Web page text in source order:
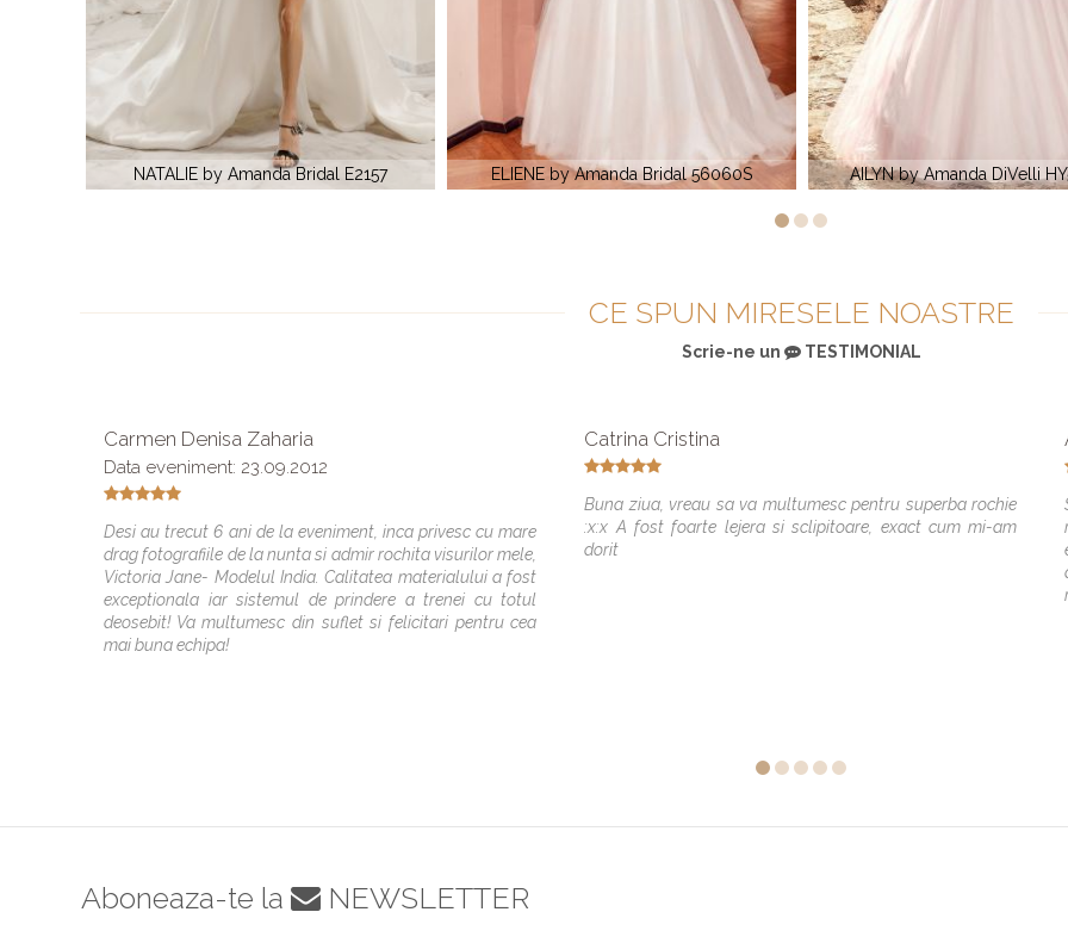
ELIENE by Amanda Bridal 56060S AILYN by Amanda DiVelli HY58046 NEMESIA by Amanda
CE SPUN MIRESELE NOASTRE
Scrie-ne un TESTIMONIAL
Carmen Denisa Zaharia
Data eveniment: 23.09.2012
Desi au trecut 6 ani de la eveniment, inca privesc cu mare
drag fotografiile de la nunta si admir rochita visurilor mele,
Victoria Jane- Modelul India. Calitatea materialului a fost
exceptionala iar sistemul de prindere a trenei cu totul
deosebit! Va multumesc din suflet si felicitari pentru cea
mai buna echipa!
Catrina Cristina
Buna ziua, vreau sa va multumesc pentru superba rochie
:x:x A fost foarte lejera si sclipitoare, exact cum mi-am
dorit
Aboneaza-te la NEWSLETTER